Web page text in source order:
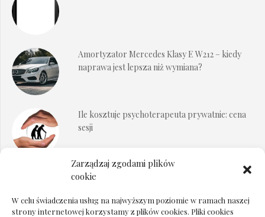
Zarządzaj zgodami plików
cookie
W celu świadczenia usług na najwyższym poziomie w ramach naszej
strony internetowej korzystamy z plików cookies. Pliki cookies
Amortyzator Mercedes Klasy E W212 – kiedy
naprawa jest lepsza niż wymiana?
Ile kosztuje psychoterapeuta prywatnie: cena
sesji
Dokumenty do odbioru przy zmianie biura